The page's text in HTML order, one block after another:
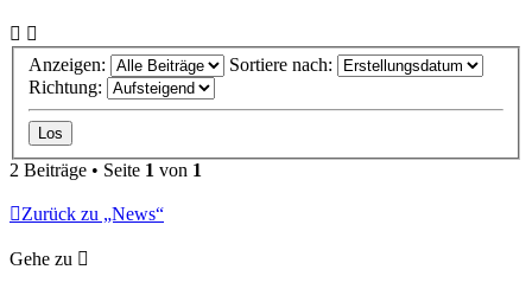
Anzeigen:
Sortiere nach:
Richtung:
2 Beiträge • Seite 1 von 1
Zurück zu „News“
Gehe zu